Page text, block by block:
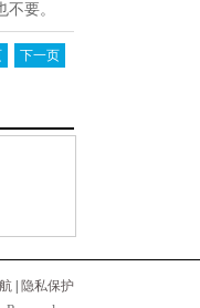
要。
下一页
隐私保护